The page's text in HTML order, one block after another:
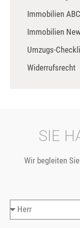
Immobilien ABC
Immobilien
Umzugs-
Widerrufsrecht
SIE
Wir begleiten